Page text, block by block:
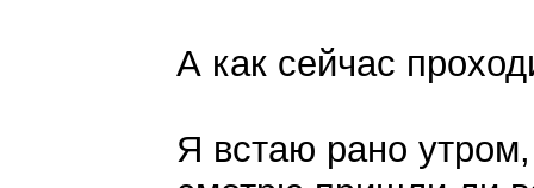
А как сейчас
Я встаю рано